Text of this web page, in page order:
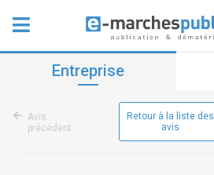
Entreprise
Avis
précédent
Retour à la liste des
avis